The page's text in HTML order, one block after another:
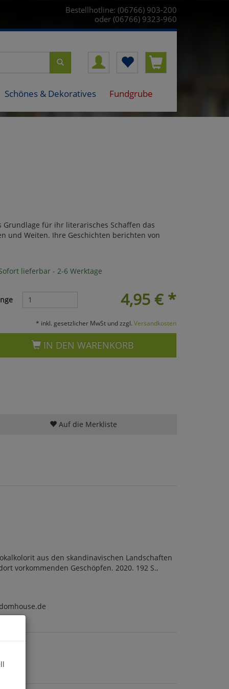
Bestellhotline: (06766) 903-200
oder (06766) 9323-960
Schönes & Dekoratives Fundgrube
für ihr literarisches Schaffen das
und Weiten. Ihre Geschichten berichten von
lieferbar - 2-6 Werktage
4,95 €*
* inkl. gesetzlicher MwSt und zzgl. Versandkosten
IN DEN WARENKORB
Auf die Merkliste
aus den skandinavischen Landschaften
vorkommenden Geschöpfen. 2020. 192 S.,